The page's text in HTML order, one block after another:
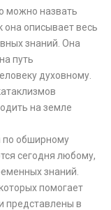
можно назвать
она описывает весь
знаний. Она
путь
духовному.
на земле
по обширному
сегодня любому,
знаний.
помогает
представлены в